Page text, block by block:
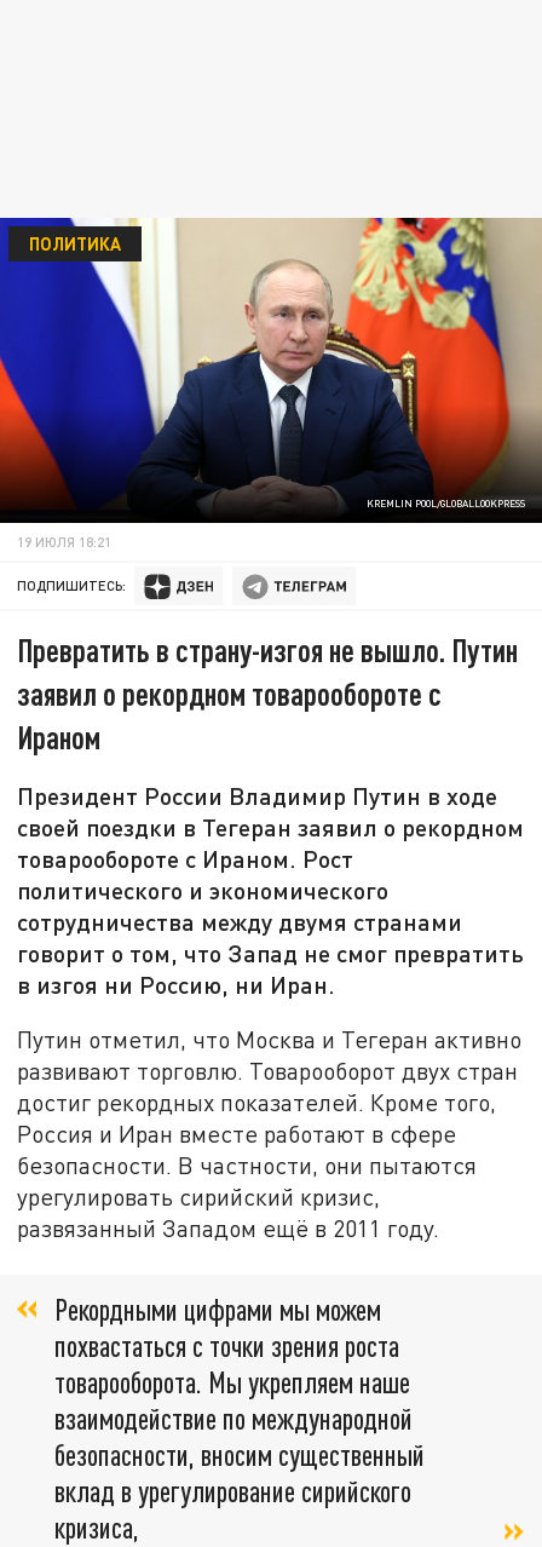
KREMLIN POOL/GLOBALLOOKPRESS
ПОЛИТИКА
19 ИЮЛЯ 18:21
ПОДПИШИТЕСЬ:
Превратить в страну-изгоя не вышло. Путин
заявил о рекордном товарообороте с
Ираном
Президент России Владимир Путин в ходе
своей поездки в Тегеран заявил о рекордном
товарообороте с Ираном. Рост
политического и экономического
сотрудничества между двумя странами
говорит о том, что Запад не смог превратить
в изгоя ни Россию, ни Иран.
Путин отметил, что Москва и Тегеран активно
развивают торговлю. Товарооборот двух стран
достиг рекордных показателей. Кроме того,
Россия и Иран вместе работают в сфере
безопасности. В частности, они пытаются
урегулировать сирийский кризис,
развязанный Западом ещё в 2011 году.
Рекордными цифрами мы можем
похвастаться с точки зрения роста
товарооборота. Мы укрепляем наше
взаимодействие по международной
безопасности, вносим существенный
вклад в урегулирование сирийского
кризиса,